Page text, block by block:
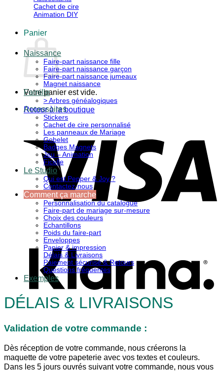
Panier
Votre panier est vide.
Retour à la boutique
Cachet de cire
Animation DIY
Naissance
Faire-part naissance fille
Faire-part naissance garçon
Faire-part naissance jumeaux
Magnet naissance
Famille
> Arbres généalogiques
Accessoires
Stickers
Cachet de cire personnalisé
Les panneaux de Mariage
Gobelet
Badges Magnets
Jeu – Animation
Ficelle
Le Studio
Qui est Pepper & Joy ?
Contactez-nous
Comment ça marche
Personnalisation du catalogue
Faire-part de mariage sur-mesure
Choix des couleurs
Echantillons
Poids du faire-part
Enveloppes
Papier & impression
Délais & Livraisons
Paiement sécurisé & Retours
Questions fréquentes
Exemples
DÉLAIS & LIVRAISONS
Validation de votre commande :
Dès réception de votre commande, nous créerons la
maquette de votre papeterie avec vos textes et couleurs.
Dans les 5 jours ouvrés suivant votre commande, nous vous